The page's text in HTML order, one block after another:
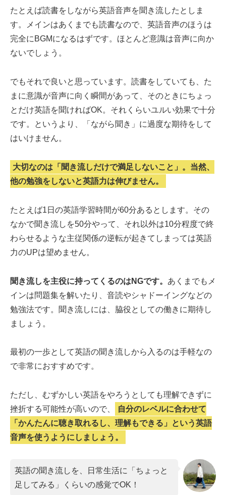
たとえば読書をしながら英語音声を聞き流したとしま
す。メインはあくまでも読書なので、英語音声のほうは
完全にBGMになるはずです。ほとんど意識は音声に向か
ないでしょう。
でもそれで良いと思っています。読書をしていても、た
まに意識が音声に向く瞬間があって、そのときにちょっ
とだけ英語を聞ければOK。それくらいユルい効果で十分
です。というより、「ながら聞き」に過度な期待をして
はいけません。
大切なのは「聞き流しだけで満足しないこと」。当然、
他の勉強をしないと英語力は伸びません。
たとえば1日の英語学習時間が60分あるとします。その
なかで聞き流しを50分やって、それ以外は10分程度で終
わらせるような主従関係の逆転が起きてしまっては英語
力のUPは望めません。
聞き流しを主役に持ってくるのはNGです。 あくまでもメ
インは問題集を解いたり、音読やシャドーイングなどの
勉強法です。聞き流しには、脇役としての働きに期待し
ましょう。
最初の一歩として英語の聞き流しから入るのは手軽なの
で非常におすすめです。
ただし、むずかしい英語をやろうとしても理解できずに
挫折する可能性が高いので、
自分のレベルに合わせて
「かんたんに聴き取れるし、理解もできる」という英語
音声を使うようにしましょう。
英語の聞き流しを、日常生活に「ちょっと
足してみる」くらいの感覚でOK！